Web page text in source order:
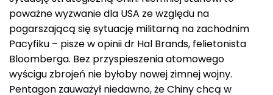
poważne wyzwanie dla USA ze względu na
pogarszającą się sytuację militarną na zachodnim
Pacyfiku – pisze w opinii dr Hal Brands, felietonista
Bloomberga. Bez przyspieszenia atomowego
wyścigu zbrojeń nie byłoby nowej zimnej wojny.
Pentagon zauważył niedawno, że Chiny chcą w